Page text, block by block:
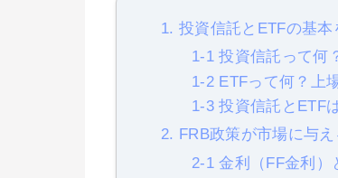
1. 投資信託とETFの基本
1-1 投資信託って何
1-2 ETFって何？上
1-3 投資信託とETF
2. FRB政策が市場に与
2-1 金利（FF金利）